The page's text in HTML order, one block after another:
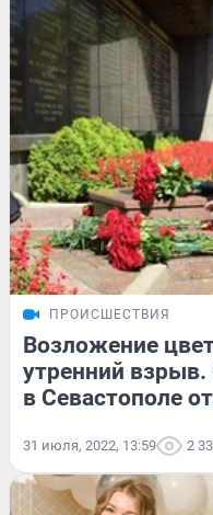
ПРОИСШЕСТВИЯ
Возложение
утренний
в Севастополе
31 июля, 2022, 13:59 2